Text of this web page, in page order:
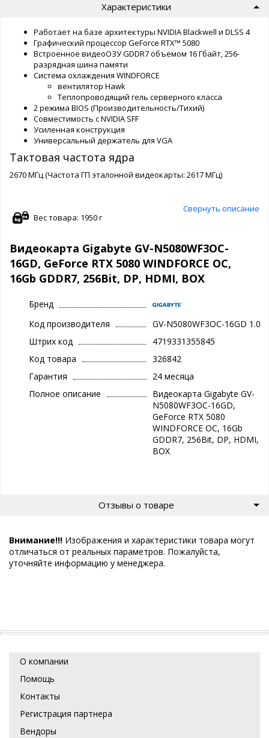
Характеристики
Работает на базе архитектуры NVIDIA Blackwell и DLSS 4
Графический процессор GeForce RTX™ 5080
Встроенное видеоОЗУ GDDR7 объемом 16 Гбайт, 256-
разрядная шина памяти
Система охлаждения WINDFORCE
вентилятор Hawk
Теплопроводящий гель серверного класса
2 режима BIOS (Производительность/Тихий)
Совместимость с NVIDIA SFF
Усиленная конструкция
Универсальный держатель для VGA
Тактовая частота ядра
2670 МГц (Частота ГП эталонной видеокарты: 2617 МГц)
Свернуть описание
Вес товара: 1950 г
Видеокарта Gigabyte GV-N5080WF3OC-
16GD, GeForce RTX 5080 WINDFORCE OC,
16Gb GDDR7, 256Bit, DP, HDMI, BOX
Бренд
Код производителя
GV-N5080WF3OC-16GD 1.0
Штрих код
4719331355845
Код товара
326842
Гарантия
24 месяца
Полное описание
Видеокарта Gigabyte GV-
N5080WF3OC-16GD,
GeForce RTX 5080
WINDFORCE OC, 16Gb
GDDR7, 256Bit, DP, HDMI,
BOX
Отзывы о товаре
Внимание!!! Изображения и характеристики товара могут
отличаться от реальных параметров. Пожалуйста,
уточняйте информацию у менеджера.
О компании
Помощь
Контакты
Регистрация партнера
Вендоры